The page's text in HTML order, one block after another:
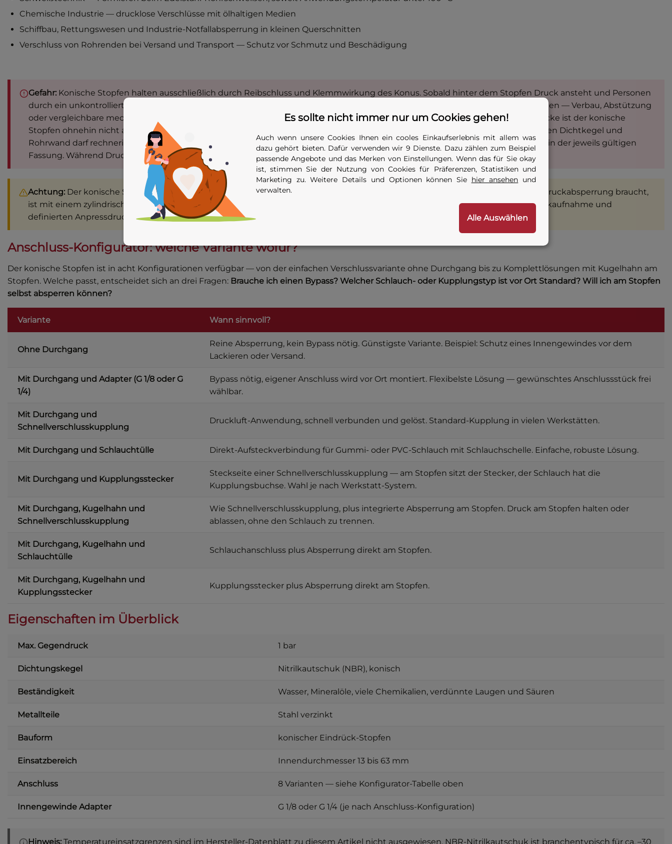
Chemische Industrie — drucklose Verschlüsse mit ölhaltigen Medien
Schiffbau, Rettungswesen und Industrie-Notfallabsperrung in kleinen Querschnitten
Verschluss von Rohrenden bei Versand und Transport — Schutz vor Schmutz und Beschädigung
Gefahr: Konische Stopfen halten ausschließlich durch Reibschluss und Klemmwirkung des Konus. Sobald hinter dem Stopfen Druck ansteht und Personen
durch ein unkontrolliertes Verschieben gefährdet sein könnten, muss der Stopfen
werden — Verbau, Abstützung
oder vergleichbare mechanische Sicherung. Bereits ab Rohrinnendrücken über 1 bar ist diese Sicherung Pflicht — für höhere Drücke ist der konische
Stopfen ohnehin nicht ausgelegt; in solchen Fällen einen
verwenden. Die Reibung zwischen Dichtkegel und
Rohrwand darf rechnerisch
nichtin Ansatz gebracht werden. Auslegung mit Sicherheitsfaktor 1,5 nach DGUV Information 201-022 in der jeweils gültigen
Fassung. Während Druckaufbau und Druckabbau halten sich keine Personen vor dem Verschluss auf.
Achtung: Der konische Stopfen ist eine Niederdruck-Lösung. Wer Druckprüfungen mit höheren Drücken plant oder dauerhafte Druckabsperrung braucht,
ist mit einem zylindrischen Spannschrauben-Stopfen besser bedient — die zentrale Spannschraube erlaubt deutlich höhere Druckaufnahme und
definierten Anpressdruck.
Anschluss-Konfigurator: welche Variante wofür?
Der konische Stopfen ist in acht Konfigurationen verfügbar — von der einfachen Verschlussvariante ohne Durchgang bis zu Komplettlösungen mit Kugelhahn am
Stopfen. Welche passt, entscheidet sich an drei Fragen: Brauche ich einen Bypass? Welcher Schlauch- oder Kupplungstyp ist vor Ort Standard? Will ich am Stopfen
selbst absperren können?
Variante Wann sinnvoll?
Ohne Durchgang
Reine Absperrung, kein Bypass nötig. Günstigste Variante. Beispiel: Schutz eines Innengewindes vor dem
Lackieren oder Versand.
Mit Durchgang und Adapter (G 1/8 oder G
1/4)
Bypass nötig, eigener Anschluss wird vor Ort montiert. Flexibelste Lösung — gewünschtes Anschlussstück frei
wählbar.
Mit Durchgang und
Schnellverschlusskupplung
Druckluft-Anwendung, schnell verbunden und gelöst. Standard-Kupplung in vielen Werkstätten.
Mit Durchgang und Schlauchtülle Direkt-Aufsteckverbindung für Gummi- oder PVC-Schlauch mit Schlauchschelle. Einfache, robuste Lösung.
Mit Durchgang und Kupplungsstecker
Steckseite einer Schnellverschlusskupplung — am Stopfen sitzt der Stecker, der Schlauch hat die
Kupplungsbuchse. Wahl je nach Werkstatt-System.
Mit Durchgang, Kugelhahn und
Schnellverschlusskupplung
Wie Schnellverschlusskupplung, plus integrierte Absperrung am Stopfen. Druck am Stopfen halten oder
ablassen, ohne den Schlauch zu trennen.
Mit Durchgang, Kugelhahn und
Schlauchtülle
Schlauchanschluss plus Absperrung direkt am Stopfen.
Mit Durchgang, Kugelhahn und
Kupplungsstecker
Kupplungsstecker plus Absperrung direkt am Stopfen.
Eigenschaften im Überblick
Max. Gegendruck 1 bar
Dichtungskegel Nitrilkautschuk (NBR), konisch
Beständigkeit Wasser, Mineralöle, viele Chemikalien, verdünnte Laugen und Säuren
Metallteile Stahl verzinkt
Bauform konischer Eindrück-Stopfen
Einsatzbereich Innendurchmesser 13 bis 63 mm
Anschluss 8 Varianten — siehe Konfigurator-Tabelle oben
Innengewinde Adapter G 1/8 oder G 1/4 (je nach Anschluss-Konfiguration)
Hinweis: Temperatureinsatzgrenzen sind im Hersteller-Datenblatt zu diesem Artikel nicht ausgewiesen. NBR-Nitrilkautschuk ist branchentypisch für ca. –30
Es sollte nicht immer nur um Cookies gehen!
Auch wenn unsere Cookies Ihnen ein cooles Einkaufserlebnis mit allem was
dazu gehört bieten. Dafür verwenden wir 9 Dienste. Dazu zählen zum Beispiel
passende Angebote und das Merken von Einstellungen. Wenn das für Sie okay
ist, stimmen Sie der Nutzung von Cookies für Präferenzen, Statistiken und
Marketing zu. Weitere Details und Optionen können Sie hier ansehen und
verwalten.
Alle Auswählen